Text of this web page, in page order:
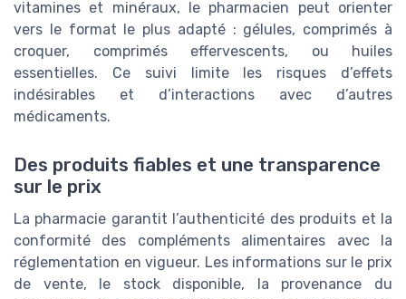
vitamines et minéraux, le pharmacien peut orienter
vers le format le plus adapté : gélules, comprimés à
croquer, comprimés effervescents, ou huiles
essentielles. Ce suivi limite les risques d’effets
indésirables et d’interactions avec d’autres
médicaments.
Des produits fiables et une transparence
sur le prix
La pharmacie garantit l’authenticité des produits et la
conformité des compléments alimentaires avec la
réglementation en vigueur. Les informations sur le prix
de vente, le stock disponible, la provenance du